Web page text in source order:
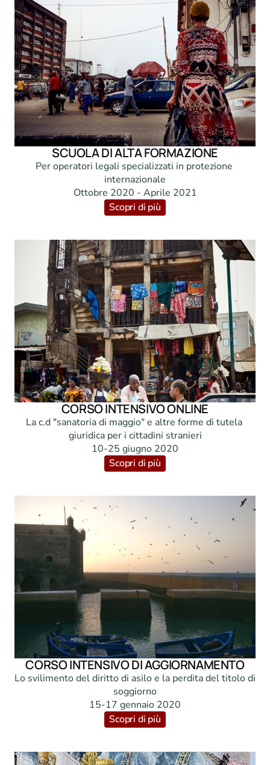
SCUOLA DI ALTA FORMAZIONE
Per operatori legali specializzati in protezione
internazionale
Ottobre 2020 - Aprile 2021
Scopri di più
CORSO INTENSIVO ONLINE
La c.d "sanatoria di maggio" e altre forme di tutela
giuridica per i cittadini stranieri
10-25 giugno 2020
Scopri di più
CORSO INTENSIVO DI AGGIORNAMENTO
Lo svilimento del diritto di asilo e la perdita del titolo di
soggiorno
15-17 gennaio 2020
Scopri di più